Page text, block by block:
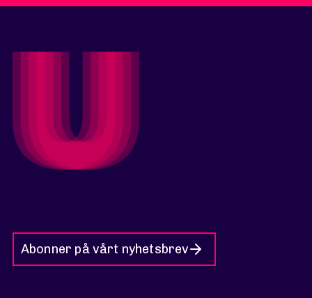
Abonner på vårt nyhetsbrev